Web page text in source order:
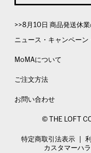
>>8月10日 商品発送休
ニュース・キャンペーン
MoMAについて
ご注文方法
お問い合わせ
© THE LOFT
特定商取引法表示
カスタマーハ